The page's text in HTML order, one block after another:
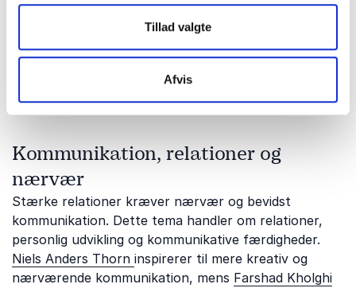
Tillad valgte
Afvis
menneskelig adfærd.
psykologi og underholdning i foredrag om
manipulation og kropssprog, mensDavid Oweforener
Kommunikation, relationer og
nærvær
Stærke relationer kræver nærvær og bevidst
kommunikation. Dette tema handler om relationer,
personlig udvikling og kommunikative færdigheder.
Niels Anders Thorn inspirerer til mere kreativ og
nærværende kommunikation, mens Farshad Kholghi